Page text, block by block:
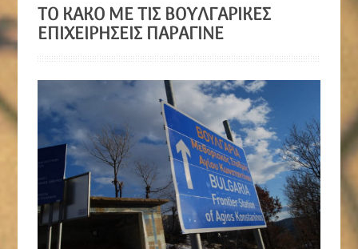
ΤΟ ΚΑΚΌ ΜΕ ΤΙΣ ΒΟΥΛΓΑΡΙΚΈΣ
ΕΠΙΧΕΙΡΉΣΕΙΣ ΠΑΡΆΓΙΝΕ